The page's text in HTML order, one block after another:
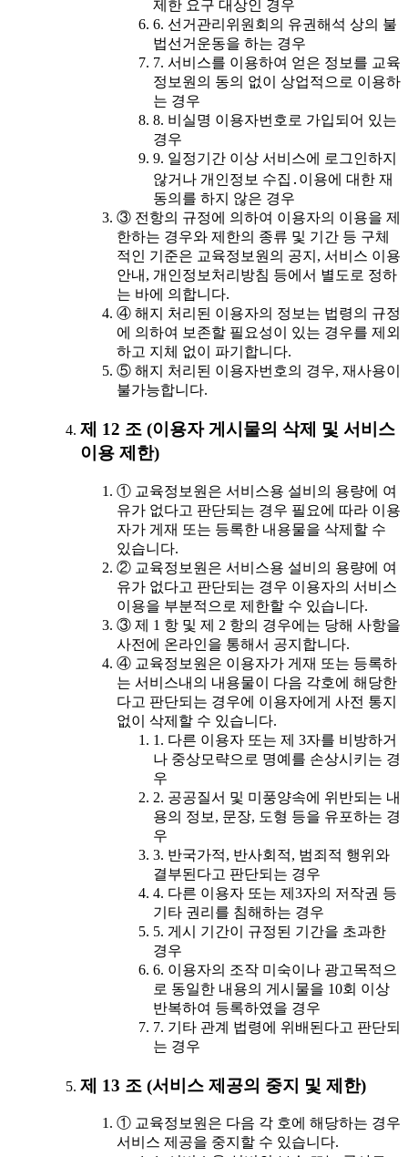
제한 요구 대상인 경우
6. 선거관리위원회의 유권해석 상의 불
법선거운동을 하는 경우
7. 서비스를 이용하여 얻은 정보를 교육
정보원의 동의 없이 상업적으로 이용하
는 경우
8. 비실명 이용자번호로 가입되어 있는
경우
9. 일정기간 이상 서비스에 로그인하지
않거나 개인정보 수집․이용에 대한 재
동의를 하지 않은 경우
③ 전항의 규정에 의하여 이용자의 이용을 제
한하는 경우와 제한의 종류 및 기간 등 구체
적인 기준은 교육정보원의 공지, 서비스 이용
안내, 개인정보처리방침 등에서 별도로 정하
는 바에 의합니다.
④ 해지 처리된 이용자의 정보는 법령의 규정
에 의하여 보존할 필요성이 있는 경우를 제외
하고 지체 없이 파기합니다.
⑤ 해지 처리된 이용자번호의 경우, 재사용이
불가능합니다.
제 12 조 (이용자 게시물의 삭제 및 서비스
이용 제한)
① 교육정보원은 서비스용 설비의 용량에 여
유가 없다고 판단되는 경우 필요에 따라 이용
자가 게재 또는 등록한 내용물을 삭제할 수
있습니다.
② 교육정보원은 서비스용 설비의 용량에 여
유가 없다고 판단되는 경우 이용자의 서비스
이용을 부분적으로 제한할 수 있습니다.
③ 제 1 항 및 제 2 항의 경우에는 당해 사항을
사전에 온라인을 통해서 공지합니다.
④ 교육정보원은 이용자가 게재 또는 등록하
는 서비스내의 내용물이 다음 각호에 해당한
다고 판단되는 경우에 이용자에게 사전 통지
없이 삭제할 수 있습니다.
1. 다른 이용자 또는 제 3자를 비방하거
나 중상모략으로 명예를 손상시키는 경
우
2. 공공질서 및 미풍양속에 위반되는 내
용의 정보, 문장, 도형 등을 유포하는 경
우
3. 반국가적, 반사회적, 범죄적 행위와
결부된다고 판단되는 경우
4. 다른 이용자 또는 제3자의 저작권 등
기타 권리를 침해하는 경우
5. 게시 기간이 규정된 기간을 초과한
경우
6. 이용자의 조작 미숙이나 광고목적으
로 동일한 내용의 게시물을 10회 이상
반복하여 등록하였을 경우
7. 기타 관계 법령에 위배된다고 판단되
는 경우
제 13 조 (서비스 제공의 중지 및 제한)
① 교육정보원은 다음 각 호에 해당하는 경우
서비스 제공을 중지할 수 있습니다.